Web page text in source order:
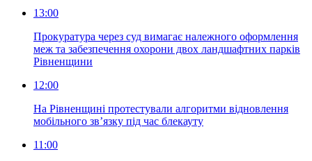
13:00
Прокуратура через суд вимагає належного оформлення
меж та забезпечення охорони двох ландшафтних парків
Рівненщини
12:00
На Рівненщині протестували алгоритми відновлення
мобільного зв’язку під час блекауту
11:00